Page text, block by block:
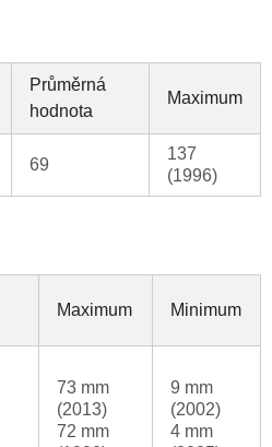
Průměrná
hodnota
Maximum
69
137
(1996)
Maximum Minimum
73 mm
(2013)
72 mm
9 mm
(2002)
4 mm